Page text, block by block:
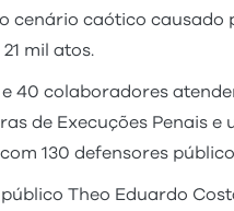
cenário caótico causado
mil atos.
40 colaboradores
de Execuções Penais
130 defensores
Theo Eduardo